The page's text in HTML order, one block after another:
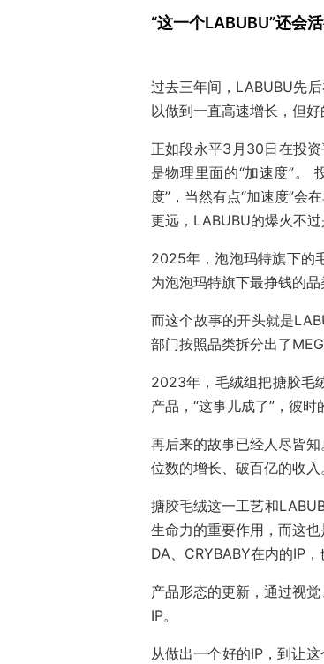
“这一个LABUBU”还会
过去三年间，LABUBU先
以做到一直高速增长，但
正如段永平3月30日在投
是物理里面的“加速度”。
度”，当然有点“加速度”会
更远，LABUBU的爆火不过
2025年，泡泡玛特旗下的
为泡泡玛特旗下最挣钱的品
而这个故事的开头就是
部门按照品类拆分出了
2023年，毛绒组把搪胶毛
产品，“这事儿成了”，彼时
再后来的故事已经人尽皆
位数的增长、破百亿的收入
搪胶毛绒这一工艺和
生命力的重要作用，而这
DA、CRYBABY在内的IP，
产品形态的更新，通过视
IP。
从做出一个好的IP，到让